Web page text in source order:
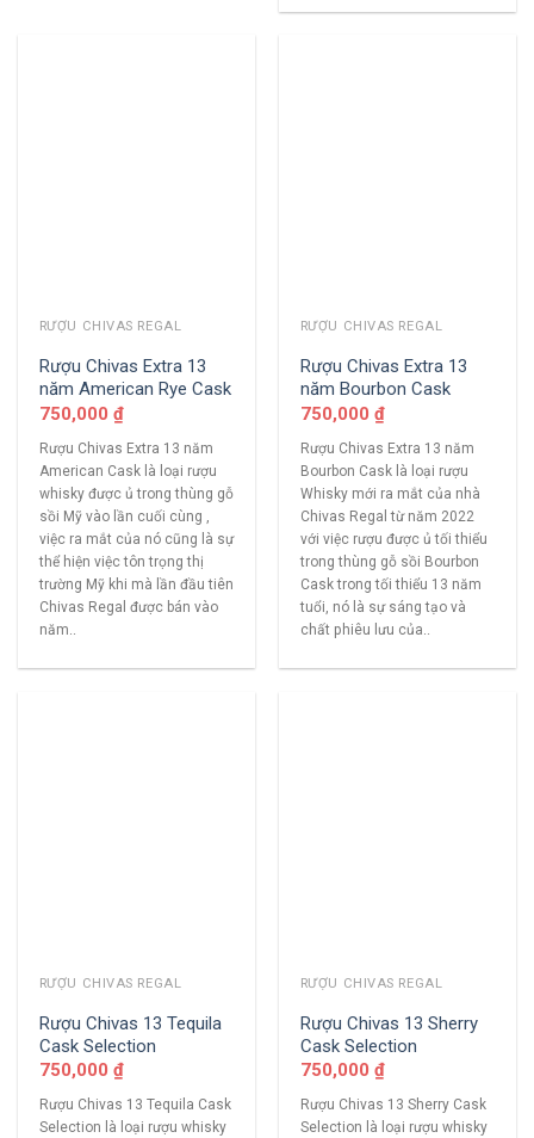
RƯỢU CHIVAS REGAL
Rượu Chivas Extra 13
năm American Rye Cask
750,000 ₫
Rượu Chivas Extra 13 năm
American Cask là loại rượu
whisky được ủ trong thùng gỗ
sồi Mỹ vào lần cuối cùng ,
việc ra mắt của nó cũng là sự
thể hiện việc tôn trọng thị
trường Mỹ khi mà lần đầu tiên
Chivas Regal được bán vào
năm..
RƯỢU CHIVAS REGAL
Rượu Chivas Extra 13
năm Bourbon Cask
750,000 ₫
Rượu Chivas Extra 13 năm
Bourbon Cask là loại rượu
Whisky mới ra mắt của nhà
Chivas Regal từ năm 2022
với việc rượu được ủ tối thiểu
trong thùng gỗ sồi Bourbon
Cask trong tối thiểu 13 năm
tuổi, nó là sự sáng tạo và
chất phiêu lưu của..
RƯỢU CHIVAS REGAL
Rượu Chivas 13 Tequila
Cask Selection
750,000 ₫
Rượu Chivas 13 Tequila Cask
Selection là loại rượu whisky
RƯỢU CHIVAS REGAL
Rượu Chivas 13 Sherry
Cask Selection
750,000 ₫
Rượu Chivas 13 Sherry Cask
Selection là loại rượu whisky